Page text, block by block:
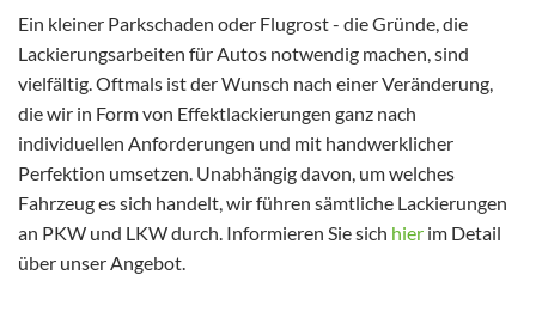
Ein kleiner Parkschaden oder Flugrost - die Gründe, die
Lackierungsarbeiten für Autos notwendig machen, sind
vielfältig. Oftmals ist der Wunsch nach einer Veränderung,
die wir in Form von Effektlackierungen ganz nach
individuellen Anforderungen und mit handwerklicher
Perfektion umsetzen. Unabhängig davon, um welches
Fahrzeug es sich handelt, wir führen sämtliche Lackierungen
an PKW und LKW durch. Informieren Sie sich hier im Detail
über unser Angebot.